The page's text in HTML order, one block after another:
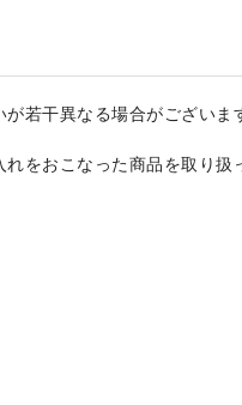
若干異なる場合がございま
をおこなった商品を取り扱